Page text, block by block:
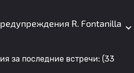
R. Fontanilla
за последние встречи: (33